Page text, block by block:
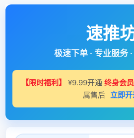
速推
极速下单 · 专业服务
【限时福利】 ¥9.99开通 终身会员
属售后 立即开